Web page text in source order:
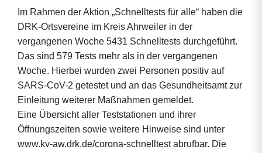
Im Rahmen der Aktion „Schnelltests für alle“ haben die
DRK-Ortsvereine im Kreis Ahrweiler in der
vergangenen Woche 5431 Schnelltests durchgeführt.
Das sind 579 Tests mehr als in der vergangenen
Woche. Hierbei wurden zwei Personen positiv auf
SARS-CoV-2 getestet und an das Gesundheitsamt zur
Einleitung weiterer Maßnahmen gemeldet.
Eine Übersicht aller Teststationen und ihrer
Öffnungszeiten sowie weitere Hinweise sind unter
www.kv-aw.drk.de/corona-schnelltest abrufbar. Die